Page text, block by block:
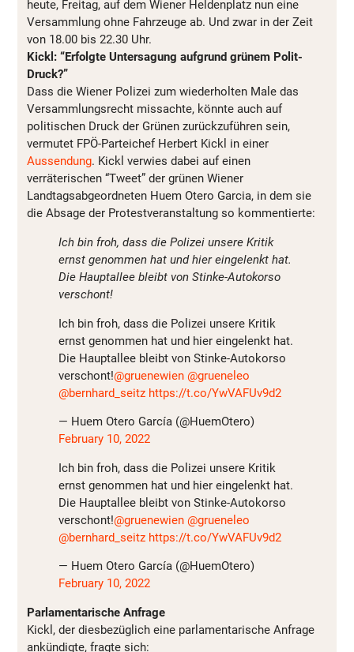
heute, Freitag, auf dem Wiener Heldenplatz nun eine
Versammlung ohne Fahrzeuge ab. Und zwar in der Zeit
von 18.00 bis 22.30 Uhr.
Kickl: “Erfolgte Untersagung aufgrund grünem Polit-
Druck?”
Dass die Wiener Polizei zum wiederholten Male das
Versammlungsrecht missachte, könnte auch auf
politischen Druck der Grünen zurückzuführen sein,
vermutet FPÖ-Parteichef Herbert Kickl in einer
Aussendung. Kickl verwies dabei auf einen
verräterischen “Tweet” der grünen Wiener
Landtagsabgeordneten Huem Otero Garcia, in dem sie
die Absage der Protestveranstaltung so kommentierte:
Ich bin froh, dass die Polizei unsere Kritik
ernst genommen hat und hier eingelenkt hat.
Die Hauptallee bleibt von Stinke-Autokorso
verschont!
Ich bin froh, dass die Polizei unsere Kritik
ernst genommen hat und hier eingelenkt hat.
Die Hauptallee bleibt von Stinke-Autokorso
verschont!@gruenewien @grueneleo
@bernhard_seitz https://t.co/YwVAFUv9d2
— Huem Otero García (@HuemOtero)
February 10, 2022
Ich bin froh, dass die Polizei unsere Kritik
ernst genommen hat und hier eingelenkt hat.
Die Hauptallee bleibt von Stinke-Autokorso
verschont!@gruenewien @grueneleo
@bernhard_seitz https://t.co/YwVAFUv9d2
— Huem Otero García (@HuemOtero)
February 10, 2022
Parlamentarische Anfrage
Kickl, der diesbezüglich eine parlamentarische Anfrage
ankündigte, fragte sich: